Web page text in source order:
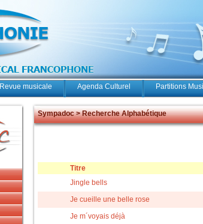
Revue musicale Agenda Culturel Partitions
Sympadoc > Recherche Alphabétique
Titre
Jingle bells
Je cueille une belle rose
Je m´voyais déjà